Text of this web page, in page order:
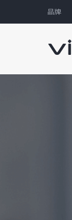
品牌